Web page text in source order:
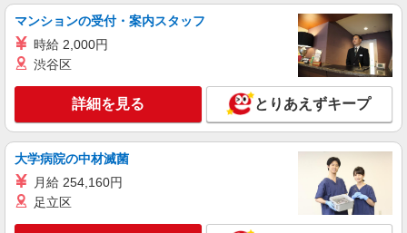
株式会社日本パーソナルビジネス 首都圏支社（KT01_01639）
楽天モバイル／イオンタウン守谷店／未経験
時給1600円 ◆一律交通費含む
茨城県守谷市
キープ 詳細を見る
マンションの受付・案内スタッフ
時給 2,000円
渋谷区
詳細を見る とりあえずキープ
大学病院の中材滅菌
月給 254,160円
足立区